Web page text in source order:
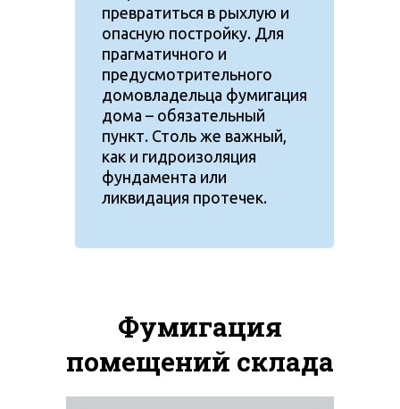
превратиться в рыхлую и
опасную постройку. Для
прагматичного и
предусмотрительного
домовладельца фумигация
дома – обязательный
пункт. Столь же важный,
как и гидроизоляция
фундамента или
ликвидация протечек.
Фумигация
помещений склада